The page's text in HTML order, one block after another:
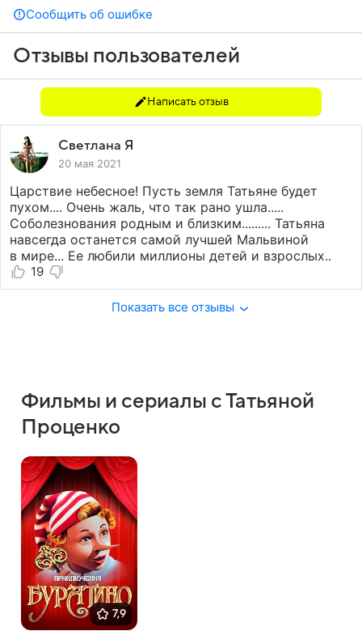
Сообщить об ошибке
Отзывы пользователей
Написать отзыв
Светлана Я
20 мая 2021
Царствие небесное! Пусть земля Татьяне будет
пухом.... Очень жаль, что так рано ушла.....
Соболезнования родным и близким......... Татьяна
навсегда останется самой лучшей Мальвиной
в мире... Ее любили миллионы детей и взрослых..
19
Показать все отзывы
Фильмы и сериалы с Татьяной
Проценко
7,9